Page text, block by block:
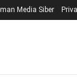
Media Siber